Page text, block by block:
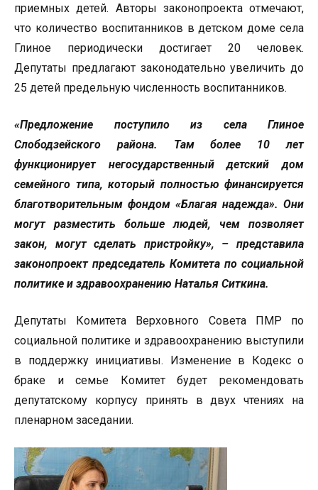
приемных детей. Авторы законопроекта отмечают,
что количество воспитанников в детском доме села
Глиное периодически достигает 20 человек.
Депутаты предлагают законодательно увеличить до
25 детей предельную численность воспитанников.
«Предложение поступило из села Глиное
Слободзейского района. Там более 10 лет
функционирует негосударственный детский дом
семейного типа, который полностью финансируется
благотворительным фондом «Благая надежда». Они
могут разместить больше людей, чем позволяет
закон, могут сделать пристройку», – представила
законопроект председатель Комитета по социальной
политике и здравоохранению Наталья Ситкина.
Депутаты Комитета Верховного Совета ПМР по
социальной политике и здравоохранению выступили
в поддержку инициативы. Изменение в Кодекс о
браке и семье Комитет будет рекомендовать
депутатскому корпусу принять в двух чтениях на
пленарном заседании.